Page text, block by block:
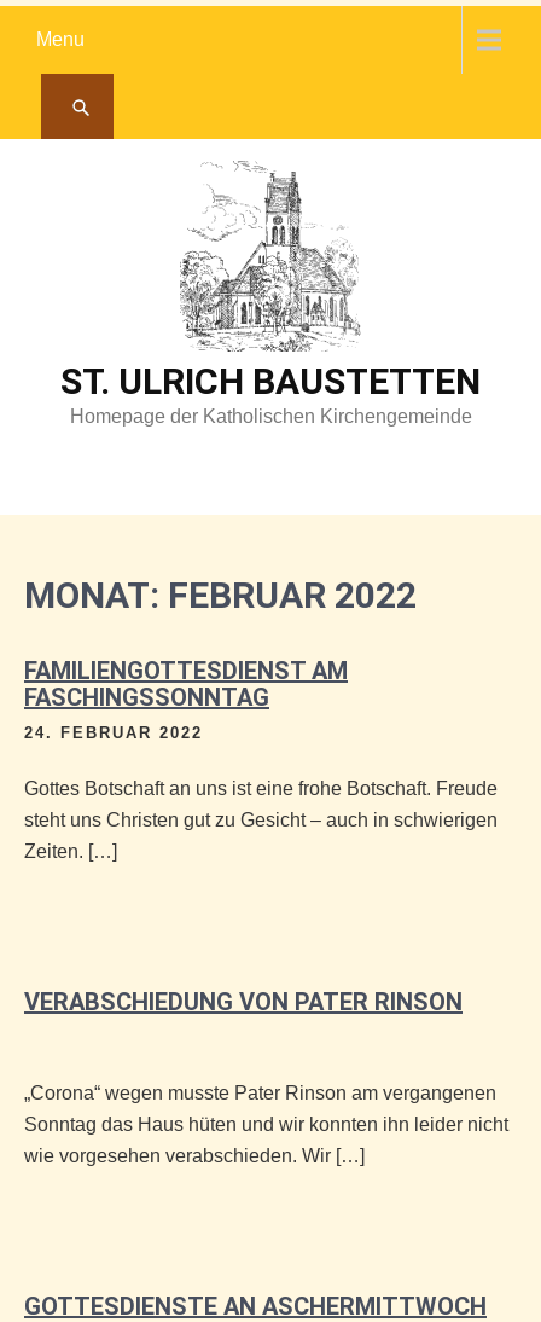
Menu
ST. ULRICH BAUSTETTEN
Homepage der Katholischen Kirchengemeinde
MONAT: FEBRUAR 2022
FAMILIENGOTTESDIENST AM
FASCHINGSSONNTAG
24. FEBRUAR 2022
Gottes Botschaft an uns ist eine frohe Botschaft. Freude
steht uns Christen gut zu Gesicht – auch in schwierigen
Zeiten. […]
VERABSCHIEDUNG VON PATER RINSON
„Corona“ wegen musste Pater Rinson am vergangenen
Sonntag das Haus hüten und wir konnten ihn leider nicht
wie vorgesehen verabschieden. Wir […]
GOTTESDIENSTE AN ASCHERMITTWOCH